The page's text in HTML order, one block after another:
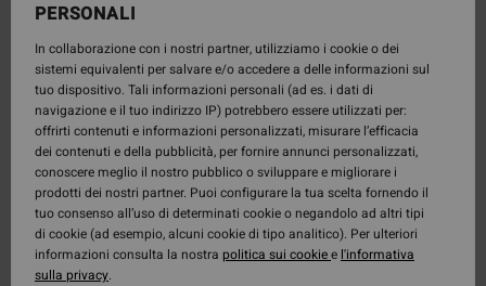
PERSONALI
In collaborazione con i nostri partner, utilizziamo i cookie o dei
sistemi equivalenti per salvare e/o accedere a delle informazioni sul
tuo dispositivo. Tali informazioni personali (ad es. i dati di
navigazione e il tuo indirizzo IP) potrebbero essere utilizzati per:
offrirti contenuti e informazioni personalizzati, misurare l’efficacia
dei contenuti e della pubblicità, per fornire annunci personalizzati,
conoscere meglio il nostro pubblico o sviluppare e migliorare i
prodotti dei nostri partner. Puoi configurare la tua scelta fornendo il
tuo consenso all’uso di determinati cookie o negandolo ad altri tipi
di cookie (ad esempio, alcuni cookie di tipo analitico). Per ulteriori
informazioni consulta la nostra politica sui cookiee l'informativa
sulla privacy.